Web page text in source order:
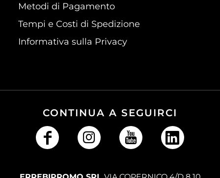
Metodi di Pagamento
Tempi e Costi di Spedizione
Informativa sulla Privacy
CONTINUA A SEGUIRCI